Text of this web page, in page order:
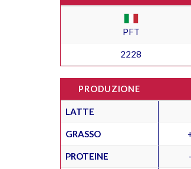
PFT
2228
PRODUZIONE
LATTE
GRASSO
PROTEINE